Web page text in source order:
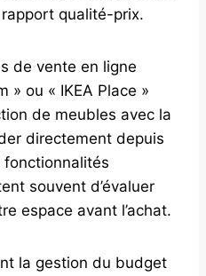
qualité-prix.
de vente en ligne
» ou « IKEA Place »
de meubles avec la
directement depuis
souvent d’évaluer
espace avant l’achat.
la gestion du budget